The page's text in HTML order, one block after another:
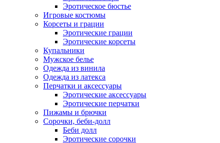
Эротическое бюстье
Игровые костюмы
Корсеты и грации
Эротические грации
Эротические корсеты
Купальники
Мужское белье
Одежда из винила
Одежда из латекса
Перчатки и аксессуары
Эротические аксессуары
Эротические перчатки
Пижамы и брючки
Сорочки, беби-долл
Беби долл
Эротические сорочки